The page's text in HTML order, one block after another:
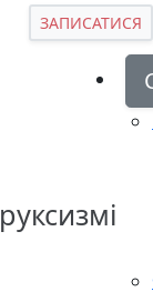
ЗАПИСАТИСЯ